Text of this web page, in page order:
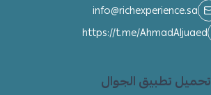
info@richexperience.sa
https://t.me/AhmadAljuaed
تحميل تطبيق الجوال